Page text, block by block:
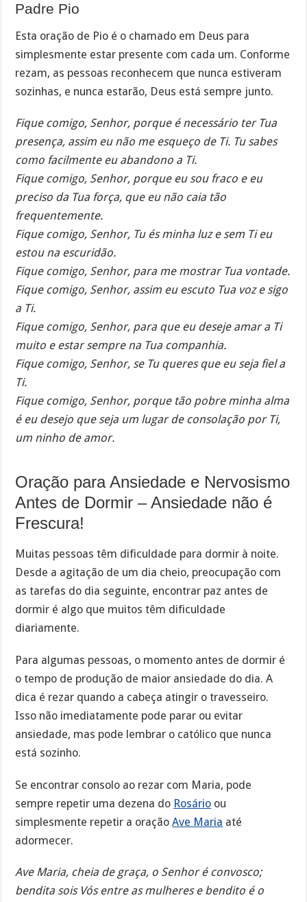
Padre Pio
Esta oração de Pio é o chamado em Deus para
simplesmente estar presente com cada um. Conforme
rezam, as pessoas reconhecem que nunca estiveram
sozinhas, e nunca estarão, Deus está sempre junto.
Fique comigo, Senhor, porque é necessário ter Tua
presença, assim eu não me esqueço de Ti. Tu sabes
como facilmente eu abandono a Ti.
Fique comigo, Senhor, porque eu sou fraco e eu
preciso da Tua força, que eu não caia tão
frequentemente.
Fique comigo, Senhor, Tu és minha luz e sem Ti eu
estou na escuridão.
Fique comigo, Senhor, para me mostrar Tua vontade.
Fique comigo, Senhor, assim eu escuto Tua voz e sigo
a Ti.
Fique comigo, Senhor, para que eu deseje amar a Ti
muito e estar sempre na Tua companhia.
Fique comigo, Senhor, se Tu queres que eu seja fiel a
Ti.
Fique comigo, Senhor, porque tão pobre minha alma
é eu desejo que seja um lugar de consolação por Ti,
um ninho de amor.
Oração para Ansiedade e Nervosismo
Antes de Dormir – Ansiedade não é
Frescura!
Muitas pessoas têm dificuldade para dormir à noite.
Desde a agitação de um dia cheio, preocupação com
as tarefas do dia seguinte, encontrar paz antes de
dormir é algo que muitos têm dificuldade
diariamente.
Para algumas pessoas, o momento antes de dormir é
o tempo de produção de maior ansiedade do dia. A
dica é rezar quando a cabeça atingir o travesseiro.
Isso não imediatamente pode parar ou evitar
ansiedade, mas pode lembrar o católico que nunca
está sozinho.
Se encontrar consolo ao rezar com Maria, pode
sempre repetir uma dezena do Rosário ou
simplesmente repetir a oraçãoAve Maria até
adormecer.
Ave Maria, cheia de graça, o Senhor é convosco;
bendita sois Vós entre as mulheres e bendito é o